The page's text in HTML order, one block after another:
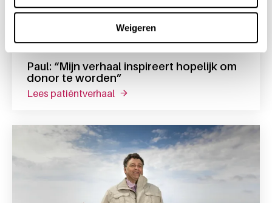
Weigeren
Paul: “Mijn verhaal inspireert hopelijk om
donor te worden”
13 juli 2021
lees patiëntverhaal over paul: “mijn verhaal inspireert